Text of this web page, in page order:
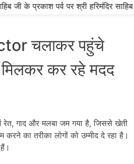
के प्रकाश पर्व पर श्री हरिमंदिर साहिब में
चलाकर पहुंचे
कर रहे मदद
रेत, गाद और मलबा जम गया है, जिससे खेती
का तरीका लोगों को उम्मीद दे रहा है।